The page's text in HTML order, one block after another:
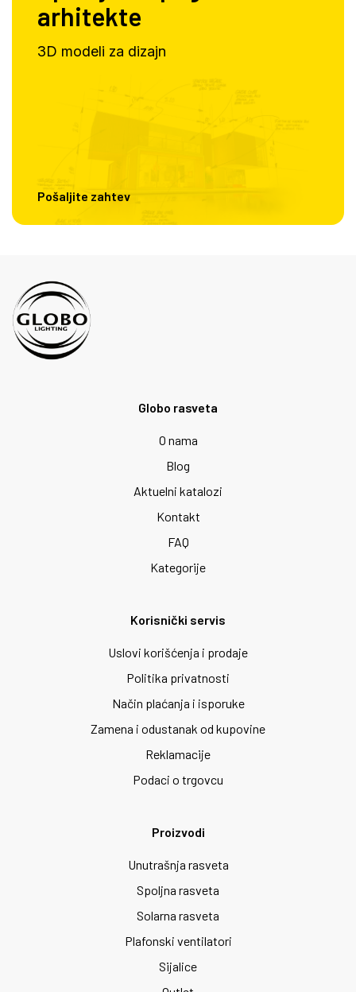
arhitekte
3D modeli za dizajn
Pošaljite zahtev
Globo rasveta
O nama
Blog
Aktuelni katalozi
Kontakt
FAQ
Kategorije
Korisnički servis
Uslovi korišćenja i prodaje
Politika privatnosti
Način plaćanja i isporuke
Zamena i odustanak od kupovine
Reklamacije
Podaci o trgovcu
Proizvodi
Unutrašnja rasveta
Spoljna rasveta
Solarna rasveta
Plafonski ventilatori
Sijalice